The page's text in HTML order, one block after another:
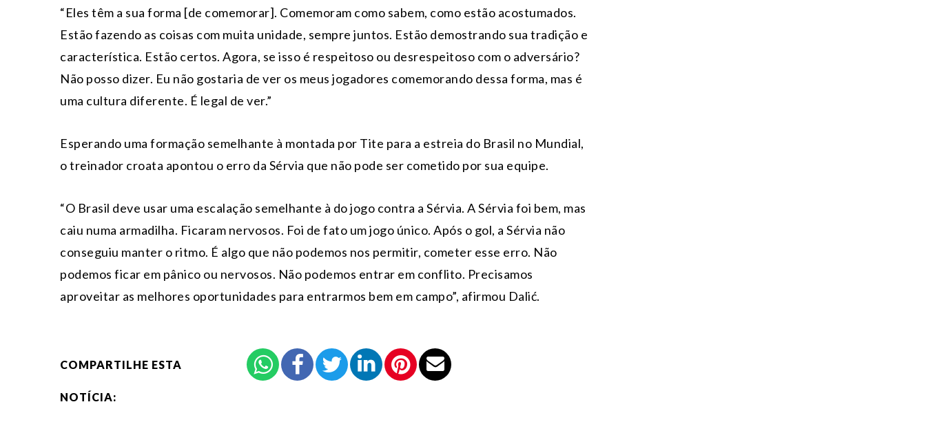
“Eles têm a sua forma [de comemorar]. Comemoram como sabem, como estão acostumados.
Estão fazendo as coisas com muita unidade, sempre juntos. Estão demostrando sua tradição e
característica. Estão certos. Agora, se isso é respeitoso ou desrespeitoso com o adversário?
Não posso dizer. Eu não gostaria de ver os meus jogadores comemorando dessa forma, mas é
uma cultura diferente. É legal de ver.”
Esperando uma formação semelhante à montada por Tite para a estreia do Brasil no Mundial,
o treinador croata apontou o erro da Sérvia que não pode ser cometido por sua equipe.
“O Brasil deve usar uma escalação semelhante à do jogo contra a Sérvia. A Sérvia foi bem, mas
caiu numa armadilha. Ficaram nervosos. Foi de fato um jogo único. Após o gol, a Sérvia não
conseguiu manter o ritmo. É algo que não podemos nos permitir, cometer esse erro. Não
podemos ficar em pânico ou nervosos. Não podemos entrar em conflito. Precisamos
aproveitar as melhores oportunidades para entrarmos bem em campo”, afirmou Dalić.
COMPARTILHE ESTA
NOTÍCIA: